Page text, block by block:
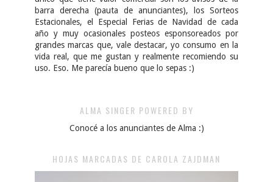
barra derecha (pauta de anunciantes), los Sorteos
Estacionales, el Especial Ferias de Navidad de cada
año y muy ocasionales posteos esponsoreados por
grandes marcas que, vale destacar, yo consumo en la
vida real, que me gustan y realmente recomiendo su
uso. Eso. Me parecía bueno que lo sepas :)
ALMA SINGER POWERED BY
Conocé a los anunciantes de Alma :)
HOJAS MARCADAS DE CAROLA ZAJDMAN